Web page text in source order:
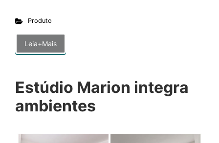
Produto
Leia+Mais
Estúdio Marion integra
ambientes